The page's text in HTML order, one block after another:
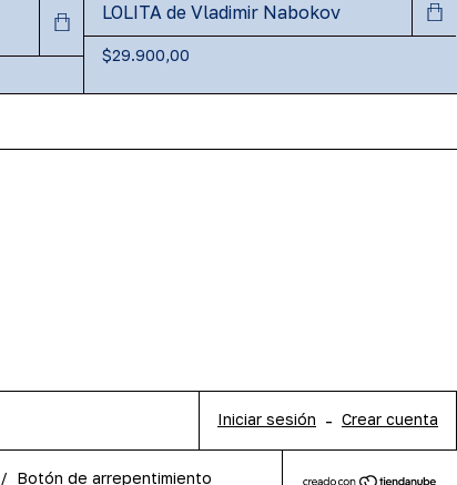
LOLITA de Vladimir Nabokov
$29.900,00
Iniciar sesión - Crear cuenta
/ Botón de arrepentimiento